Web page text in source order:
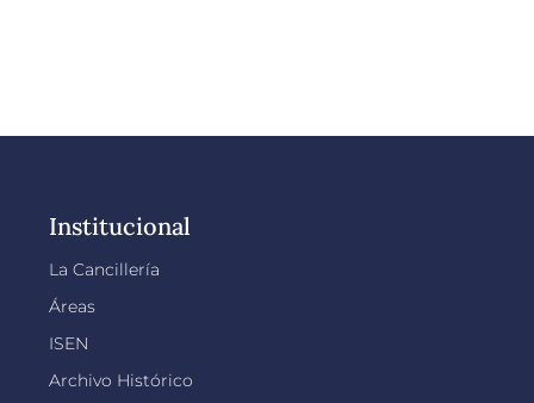
Institucional
La Cancillería
Áreas
ISEN
Archivo Histórico